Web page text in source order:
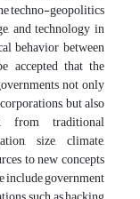
techno-geopolitics
and technology in
behavior between
accepted that the
not only
but also
from traditional
size, climate,
to new concepts
include government